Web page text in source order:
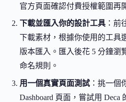
官方頁面確認付費授權範圍再
下載並匯入你的設計工具 ：前
下載素材，根據你使用的工具
版本匯入。匯入後花 5 分鐘瀏
命名規則。
用一個真實頁面測試 ：挑一個
Dashboard 頁面，嘗試用 Deca